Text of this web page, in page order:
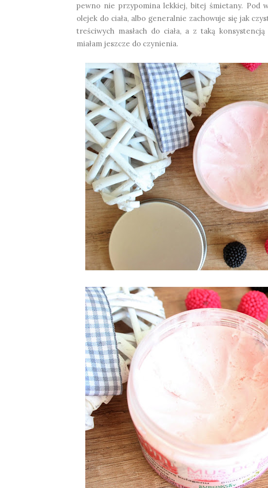
pewno nie przypomina lekkiej, bitej śmietany. Pod
olejek do ciała, albo generalnie zachowuje się jak
treściwych masłach do ciała, a z taką
miałam jeszcze do czynienia.